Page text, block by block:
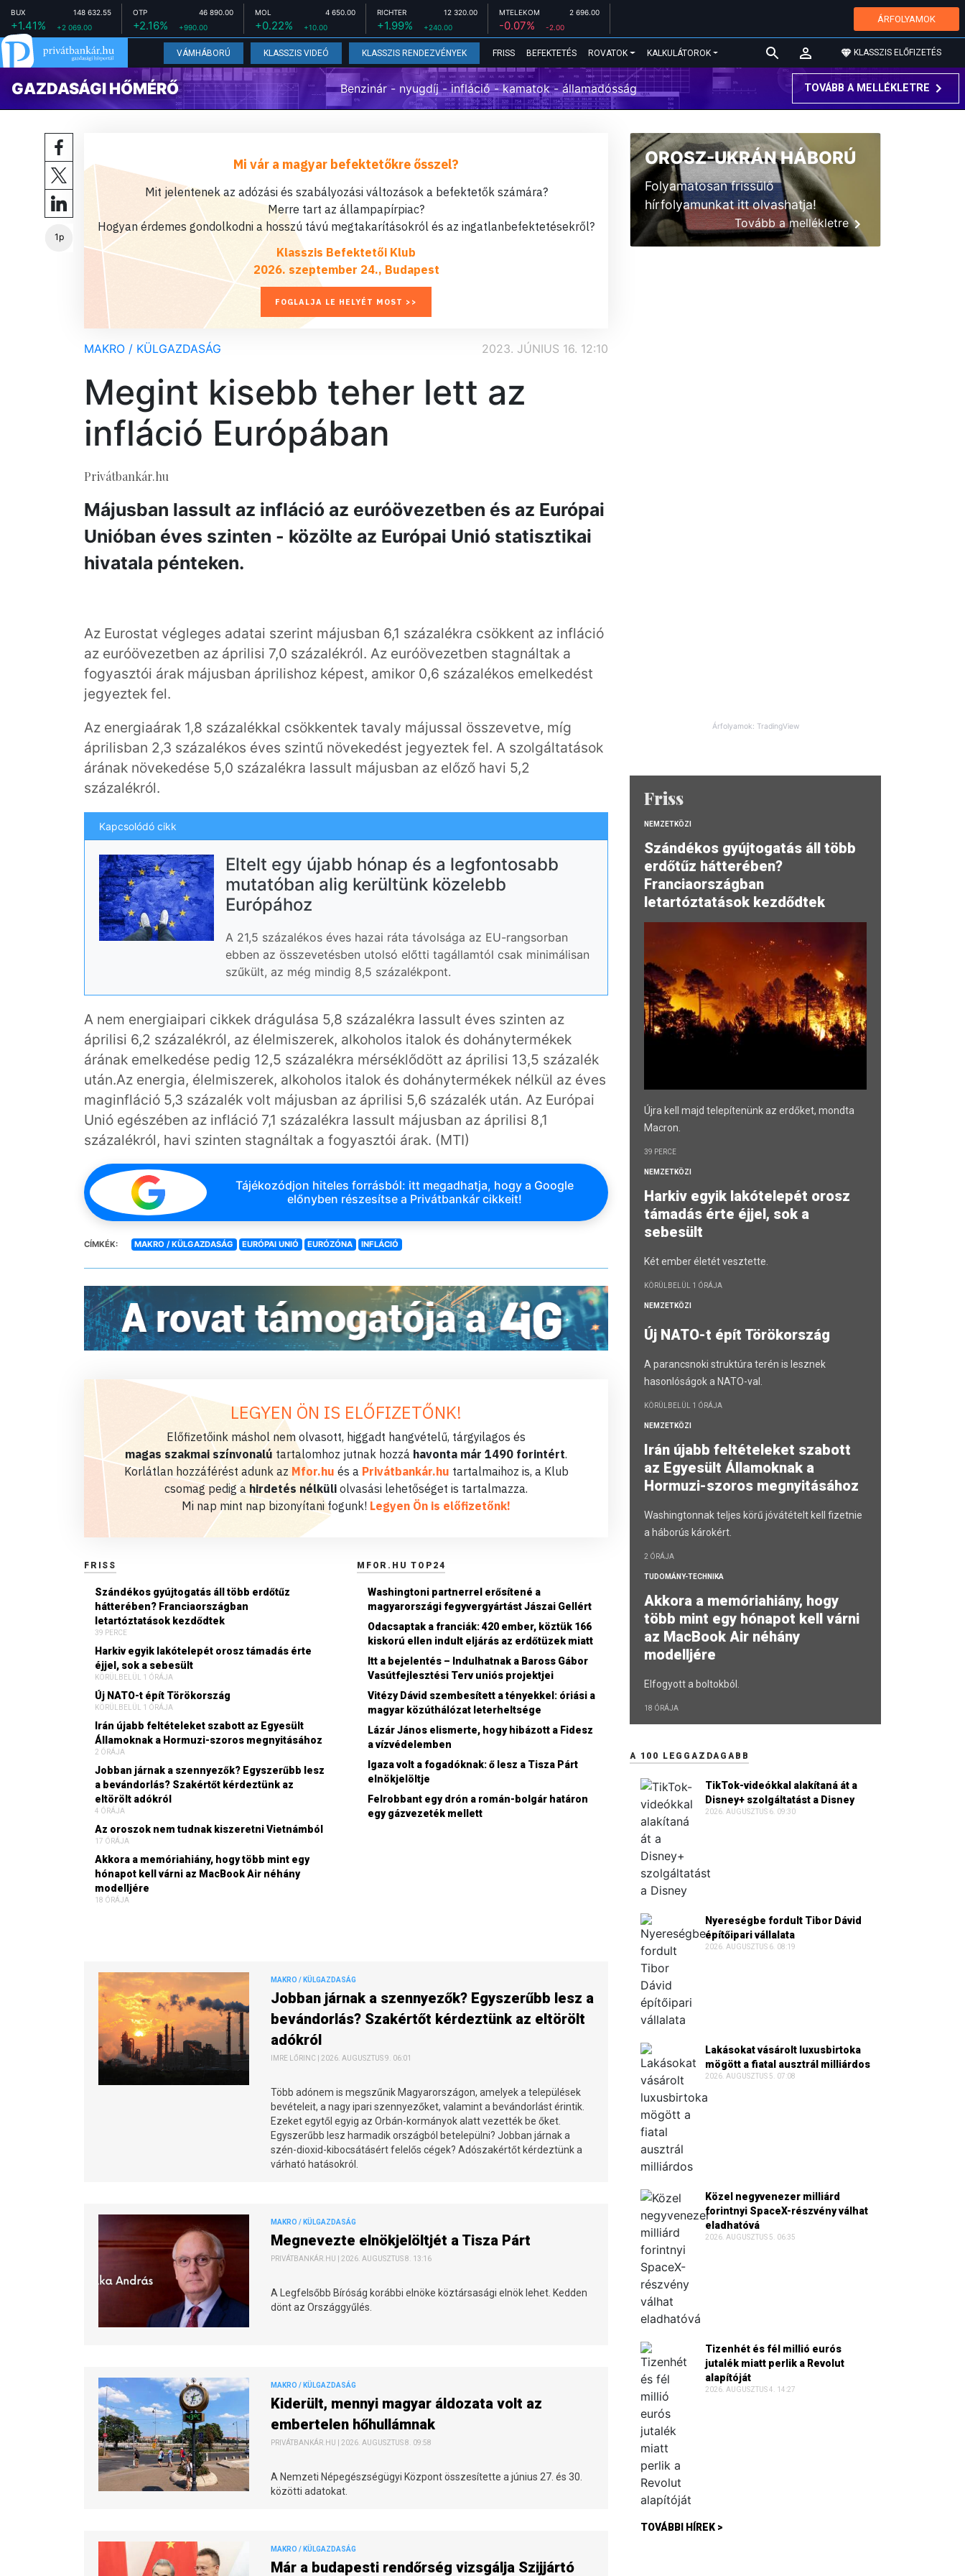
BUX 148 632.55
+1.41% +2 069.00
OTP 46 890.00
+2.16% +990.00
MOL 4 650.00
+0.22% +10.00
RICHTER 12 320.00
+1.99% +240.00
MTELEKOM 2 696.00
-0.07% -2.00
ÁRFOLYAMOK
VÁMHÁBORÚ KLASSZIS VIDEÓ KLASSZIS RENDEZVÉNYEK FRISS BEFEKTETÉS ROVATOK KALKULÁTOROK KLASSZIS ELŐFIZETÉS
GAZDASÁGI HŐMÉRŐ Benzinár - nyugdíj - infláció - kamatok - államadósság TOVÁBB A MELLÉKLETRE
1p
Mi vár a magyar befektetőkre ősszel?
Mit jelentenek az adózási és szabályozási változások a befektetők számára?
Merre tart az állampapírpiac?
Hogyan érdemes gondolkodni a hosszú távú megtakarításokról és az ingatlanbefektetésekről?
Klasszis Befektetői Klub
2026. szeptember 24., Budapest
FOGLALJA LE HELYÉT MOST >>
MAKRO / KÜLGAZDASÁG 2023. JÚNIUS 16. 12:10
Megint kisebb teher lett az
infláció Európában
Privátbankár.hu
Májusban lassult az infláció az euróövezetben és az Európai
Unióban éves szinten - közölte az Európai Unió statisztikai
hivatala pénteken.
Az Eurostat végleges adatai szerint májusban 6,1 százalékra csökkent az infláció
az euróövezetben az áprilisi 7,0 százalékról. Az euróövezetben stagnáltak a
fogyasztói árak májusban áprilishoz képest, amikor 0,6 százalékos emelkedést
jegyeztek fel.
Az energiaárak 1,8 százalékkal csökkentek tavaly májussal összevetve, míg
áprilisban 2,3 százalékos éves szintű növekedést jegyeztek fel. A szolgáltatások
árának növekedése 5,0 százalékra lassult májusban az előző havi 5,2
százalékról.
Kapcsolódó cikk
Eltelt egy újabb hónap és a legfontosabb
mutatóban alig kerültünk közelebb
Európához
A 21,5 százalékos éves hazai ráta távolsága az EU-rangsorban
ebben az összevetésben utolsó előtti tagállamtól csak minimálisan
szűkült, az még mindig 8,5 százalékpont.
A nem energiaipari cikkek drágulása 5,8 százalékra lassult éves szinten az
áprilisi 6,2 százalékról, az élelmiszerek, alkoholos italok és dohánytermékek
árának emelkedése pedig 12,5 százalékra mérséklődött az áprilisi 13,5 százalék
után.Az energia, élelmiszerek, alkoholos italok és dohánytermékek nélkül az éves
maginfláció 5,3 százalék volt májusban az áprilisi 5,6 százalék után. Az Európai
Unió egészében az infláció 7,1 százalékra lassult májusban az áprilisi 8,1
százalékról, havi szinten stagnáltak a fogyasztói árak. (MTI)
Tájékozódjon hiteles forrásból: itt megadhatja, hogy a Google
előnyben részesítse a Privátbankár cikkeit!
CÍMKÉK: MAKRO / KÜLGAZDASÁG EURÓPAI UNIÓ EURÓZÓNA INFLÁCIÓ
LEGYEN ÖN IS ELŐFIZETŐNK!
Előfizetőink máshol nem olvasott, higgadt hangvételű, tárgyilagos és
magas szakmai színvonalú tartalomhoz jutnak hozzá havonta már 1490 forintért.
Korlátlan hozzáférést adunk az Mfor.hu és a Privátbankár.hu tartalmaihoz is, a Klub
csomag pedig a hirdetés nélküli olvasási lehetőséget is tartalmazza.
Mi nap mint nap bizonyítani fogunk! Legyen Ön is előfizetőnk!
FRISS
Szándékos gyújtogatás áll több erdőtűz
hátterében? Franciaországban
letartóztatások kezdődtek
39 PERCE
Harkiv egyik lakótelepét orosz támadás érte
éjjel, sok a sebesült
KÖRÜLBELÜL 1 ÓRÁJA
Új NATO-t épít Törökország
KÖRÜLBELÜL 1 ÓRÁJA
Irán újabb feltételeket szabott az Egyesült
Államoknak a Hormuzi-szoros megnyitásához
2 ÓRÁJA
Jobban járnak a szennyezők? Egyszerűbb lesz
a bevándorlás? Szakértőt kérdeztünk az
eltörölt adókról
4 ÓRÁJA
Az oroszok nem tudnak kiszeretni Vietnámból
17 ÓRÁJA
Akkora a memóriahiány, hogy több mint egy
hónapot kell várni az MacBook Air néhány
modelljére
18 ÓRÁJA
MFOR.HU TOP24
Washingtoni partnerrel erősítené a
magyarországi fegyvergyártást Jászai Gellért
Odacsaptak a franciák: 420 ember, köztük 166
kiskorú ellen indult eljárás az erdőtüzek miatt
Itt a bejelentés – Indulhatnak a Baross Gábor
Vasútfejlesztési Terv uniós projektjei
Vitézy Dávid szembesített a tényekkel: óriási a
magyar közúthálózat leterheltsége
Lázár János elismerte, hogy hibázott a Fidesz
a vízvédelemben
Igaza volt a fogadóknak: ő lesz a Tisza Párt
elnökjelöltje
Felrobbant egy drón a román-bolgár határon
egy gázvezeték mellett
MAKRO / KÜLGAZDASÁG
Jobban járnak a szennyezők? Egyszerűbb lesz a
bevándorlás? Szakértőt kérdeztünk az eltörölt
adókról
IMRE LŐRINC | 2026. AUGUSZTUS 9. 06:01
Több adónem is megszűnik Magyarországon, amelyek a települések
bevételeit, a nagy ipari szennyezőket, valamint a bevándorlást érintik.
Ezeket egytől egyig az Orbán-kormányok alatt vezették be őket.
Egyszerűbb lesz harmadik országból betelepülni? Jobban járnak a
szén-dioxid-kibocsátásért felelős cégek? Adószakértőt kérdeztünk a
várható hatásokról.
MAKRO / KÜLGAZDASÁG
Megnevezte elnökjelöltjét a Tisza Párt
PRIVÁTBANKÁR.HU | 2026. AUGUSZTUS 8. 13:16
A Legfelsőbb Bíróság korábbi elnöke köztársasági elnök lehet. Kedden
dönt az Országgyűlés.
MAKRO / KÜLGAZDASÁG
Kiderült, mennyi magyar áldozata volt az
embertelen hőhullámnak
PRIVÁTBANKÁR.HU | 2026. AUGUSZTUS 8. 09:58
A Nemzeti Népegészségügyi Központ összesítette a június 27. és 30.
közötti adatokat.
MAKRO / KÜLGAZDASÁG
Már a budapesti rendőrség vizsgálja Szijjártó
OROSZ-UKRÁN HÁBORÚ
Folyamatosan frissülő
hírfolyamunkat itt olvashatja!
Tovább a mellékletre
Árfolyamok: TradingView
Friss
NEMZETKÖZI
Szándékos gyújtogatás áll több
erdőtűz hátterében?
Franciaországban
letartóztatások kezdődtek
Újra kell majd telepítenünk az erdőket, mondta
Macron.
39 PERCE
NEMZETKÖZI
Harkiv egyik lakótelepét orosz
támadás érte éjjel, sok a
sebesült
Két ember életét vesztette.
KÖRÜLBELÜL 1 ÓRÁJA
NEMZETKÖZI
Új NATO-t épít Törökország
A parancsnoki struktúra terén is lesznek
hasonlóságok a NATO-val.
KÖRÜLBELÜL 1 ÓRÁJA
NEMZETKÖZI
Irán újabb feltételeket szabott
az Egyesült Államoknak a
Hormuzi-szoros megnyitásához
Washingtonnak teljes körű jóvátételt kell fizetnie
a háborús károkért.
2 ÓRÁJA
TUDOMÁNY-TECHNIKA
Akkora a memóriahiány, hogy
több mint egy hónapot kell várni
az MacBook Air néhány
modelljére
Elfogyott a boltokból.
18 ÓRÁJA
A 100 LEGGAZDAGABB
TikTok-videókkal alakítaná át a
Disney+ szolgáltatást a Disney
2026. AUGUSZTUS 6. 09:30
Nyereségbe fordult Tibor Dávid
építőipari vállalata
2026. AUGUSZTUS 6. 08:19
Lakásokat vásárolt luxusbirtoka
mögött a fiatal ausztrál milliárdos
2026. AUGUSZTUS 5. 07:08
Közel negyvenezer milliárd
forintnyi SpaceX-részvény válhat
eladhatóvá
2026. AUGUSZTUS 5. 06:35
Tizenhét és fél millió eurós
jutalék miatt perlik a Revolut
alapítóját
2026. AUGUSZTUS 4. 14:27
TOVÁBBI HÍREK >